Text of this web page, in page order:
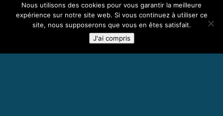
30190 Saint-Geniès de Malgoirès
04.66.63.14.36
Mentions légales
Nous utilisons des cookies pour vous garantir la meilleure
expérience sur notre site web. Si vous continuez à utiliser ce
site, nous supposerons que vous en êtes satisfait.
J'ai compris